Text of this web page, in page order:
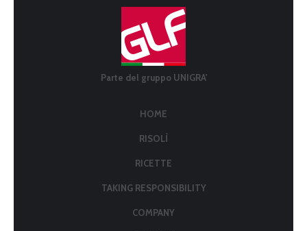
Parte del gruppo UNIGRA'
HOME
RISOLÌ
RICETTE
TAKING RESPONSIBILITY
COMPANY